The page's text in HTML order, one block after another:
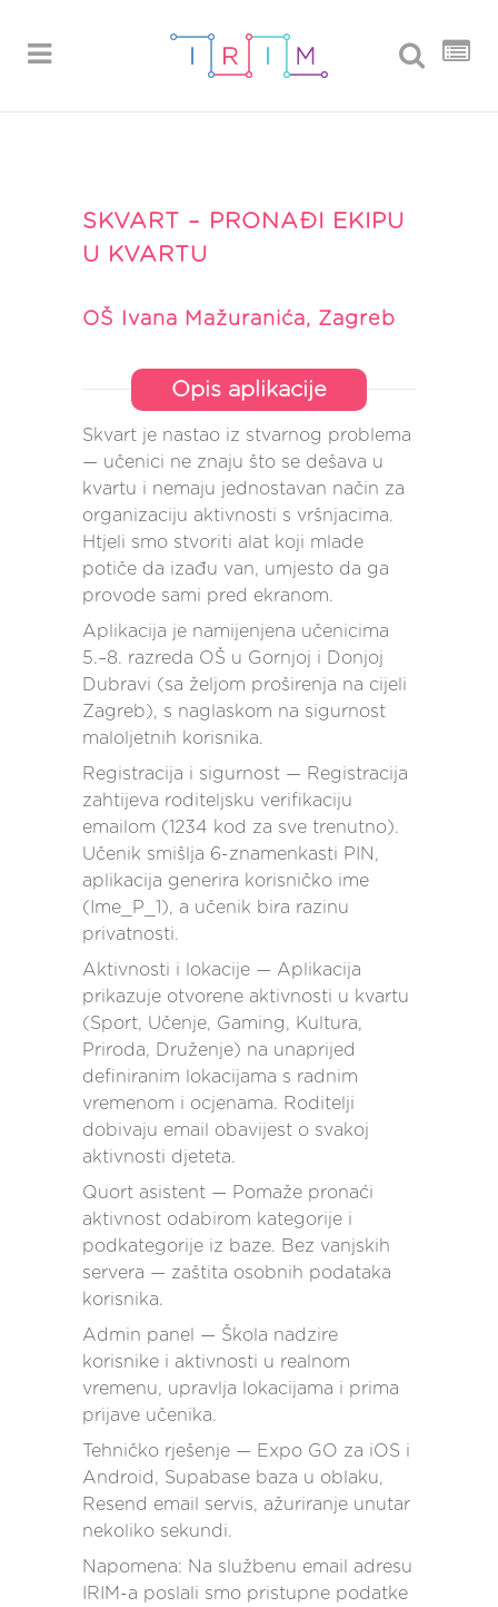
SKVART – PRONAĐI EKIPU
U KVARTU
OŠ Ivana Mažuranića, Zagreb
Opis aplikacije
Skvart je nastao iz stvarnog problema
— učenici ne znaju što se dešava u
kvartu i nemaju jednostavan način za
organizaciju aktivnosti s vršnjacima.
Htjeli smo stvoriti alat koji mlade
potiče da izađu van, umjesto da ga
provode sami pred ekranom.
Aplikacija je namijenjena učenicima
5.–8. razreda OŠ u Gornjoj i Donjoj
Dubravi (sa željom proširenja na cijeli
Zagreb), s naglaskom na sigurnost
maloljetnih korisnika.
Registracija i sigurnost — Registracija
zahtijeva roditeljsku verifikaciju
emailom (1234 kod za sve trenutno).
Učenik smišlja 6-znamenkasti PIN,
aplikacija generira korisničko ime
(Ime_P_1), a učenik bira razinu
privatnosti.
Aktivnosti i lokacije — Aplikacija
prikazuje otvorene aktivnosti u kvartu
(Sport, Učenje, Gaming, Kultura,
Priroda, Druženje) na unaprijed
definiranim lokacijama s radnim
vremenom i ocjenama. Roditelji
dobivaju email obavijest o svakoj
aktivnosti djeteta.
Quort asistent — Pomaže pronaći
aktivnost odabirom kategorije i
podkategorije iz baze. Bez vanjskih
servera — zaštita osobnih podataka
korisnika.
Admin panel — Škola nadzire
korisnike i aktivnosti u realnom
vremenu, upravlja lokacijama i prima
prijave učenika.
Tehničko rješenje — Expo GO za iOS i
Android, Supabase baza u oblaku,
Resend email servis, ažuriranje unutar
nekoliko sekundi.
Napomena: Na službenu email adresu
IRIM-a poslali smo pristupne podatke